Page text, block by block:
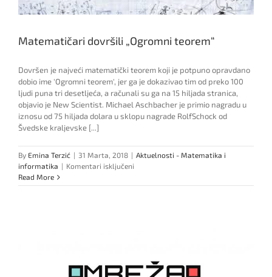
Matematičari dovršili „Ogromni teorem“
Dovršen je najveći matematički teorem koji je potpuno opravdano
dobio ime 'Ogromni teorem', jer ga je dokazivao tim od preko 100
ljudi puna tri desetljeća, a računali su ga na 15 hiljada stranica,
objavio je New Scientist. Michael Aschbacher je primio nagradu u
iznosu od 75 hiljada dolara u sklopu nagrade RolfSchock od
Švedske kraljevske [...]
By Emina Terzić | 31 Marta, 2018 | Aktuelnosti - Matematika i
informatika | Komentari isključeni
dovršili
Read More